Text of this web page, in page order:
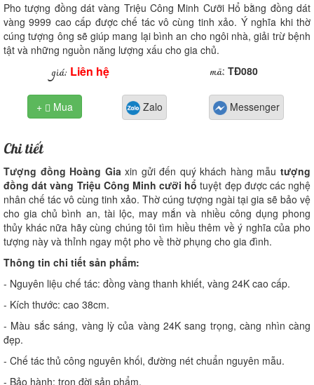
Pho tượng đồng dát vàng Triệu Công Minh Cưỡi Hổ bằng đồng dát
vàng 9999 cao cấp được chế tác vô cùng tinh xảo. Ý nghĩa khi thờ
cúng tượng ông sẽ giúp mang lại bình an cho ngôi nhà, giải trừ bệnh
tật và những nguồn năng lượng xấu cho gia chủ.
giá: Liên hệ mã: TĐ080
+  Mua Zalo Messenger
Chi tiết
Tượng đồng Hoàng Giaxin gửi đến quý khách hàng mẫutượng
đồng dát vàng Triệu Công Minh cưỡi hổ tuyệt đẹp được các nghệ
nhân chế tác vô cùng tinh xảo. Thờ cúng tượng ngài tại gia sẽ bảo vệ
cho gia chủ bình an, tài lộc, may mắn và nhiều công dụng phong
thủy khác nữa hãy cùng chúng tôi tìm hiều thêm về ý nghĩa của pho
tượng này và thỉnh ngay một pho về thờ phụng cho gia đình.
Thông tin chi tiết sản phẩm:
- Nguyên liệu chế tác: đồng vàng thanh khiết, vàng 24K cao cấp.
- Kích thước: cao 38cm.
- Màu sắc sáng, vàng lỳ của vàng 24K sang trọng, càng nhìn càng
đẹp.
- Chế tác thủ công nguyên khối, đường nét chuẩn nguyên mẫu.
- Bảo hành: trọn đời sản phẩm.